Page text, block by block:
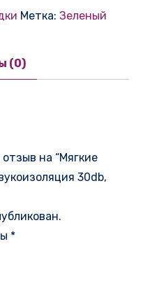
Метка: Зеленый
(0)
на “Мягкие
30db,
*